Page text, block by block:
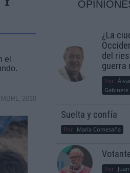
el
2018
¿La
del
guerra
Por
Suelta y confía
Por María Comesaña
Por